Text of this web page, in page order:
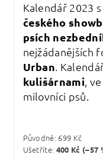
Kalendář 2023 s
českého
psích
nejžádanějších
Urban.
kulišárnami,
milovníci psů.
Původně: 699 Kč
Ušetříte: 400 Kč (–57